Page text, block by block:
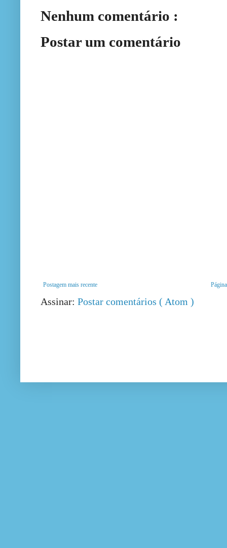
Nenhum comentário :
Postar um comentário
Postagem mais recente
Assinar: Postar comentários ( Atom )